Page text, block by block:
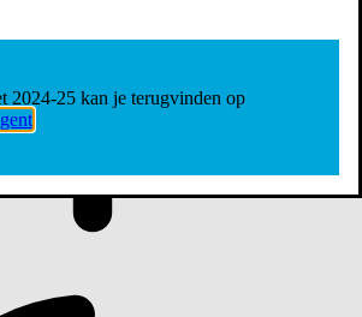
2024-25 kan je terugvinden op